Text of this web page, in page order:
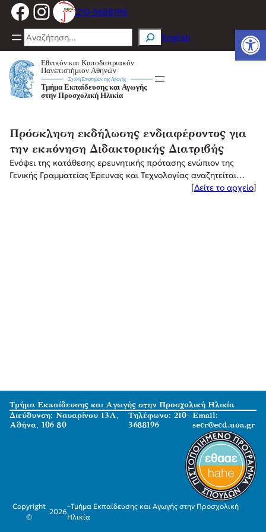
Μετάβαση
στο
περιεχόμενο
Facebook
Instagram
210-3688196
Search English
Πρόσκληση εκδήλωσης ενδιαφέροντος για
την εκπόνηση Διδακτορικής Διατριβής
Ενόψει της κατάθεσης ερευνητικής πρότασης ενώπιον της
Γενικής Γραμματείας Έρευνας και Τεχνολογίας αναζητείται…
[Δείτε το αρχείο]
Τμήμα Εκπαίδευσης και Αγωγής στην Προσχολική Ηλικία
Διεύθυνση: Ναυαρίνου 13Α,
Αθήνα, 106 80
Τηλέφωνο: 210-
3688196
Email:
secr@ecd.uoa.gr
Copyright
©
2026
–Τμήμα Εκπαίδευσης και Αγωγής στην Προσχολική
Ηλικία